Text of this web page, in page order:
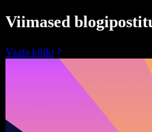
Viimased
Vaata kõiki